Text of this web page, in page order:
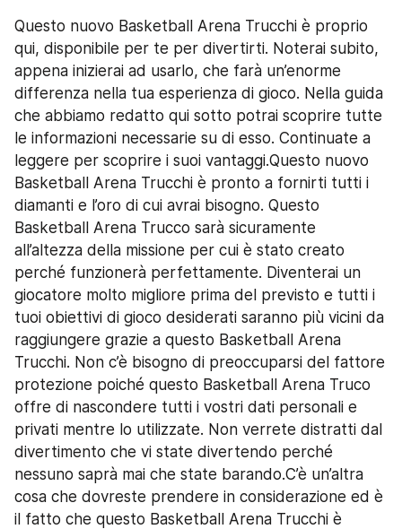
Questo nuovo Basketball Arena Trucchi è proprio
qui, disponibile per te per divertirti. Noterai subito,
appena inizierai ad usarlo, che farà un’enorme
differenza nella tua esperienza di gioco. Nella guida
che abbiamo redatto qui sotto potrai scoprire tutte
le informazioni necessarie su di esso. Continuate a
leggere per scoprire i suoi vantaggi.Questo nuovo
Basketball Arena Trucchi è pronto a fornirti tutti i
diamanti e l’oro di cui avrai bisogno. Questo
Basketball Arena Trucco sarà sicuramente
all’altezza della missione per cui è stato creato
perché funzionerà perfettamente. Diventerai un
giocatore molto migliore prima del previsto e tutti i
tuoi obiettivi di gioco desiderati saranno più vicini da
raggiungere grazie a questo Basketball Arena
Trucchi. Non c’è bisogno di preoccuparsi del fattore
protezione poiché questo Basketball Arena Truco
offre di nascondere tutti i vostri dati personali e
privati mentre lo utilizzate. Non verrete distratti dal
divertimento che vi state divertendo perché
nessuno saprà mai che state barando.C’è un’altra
cosa che dovreste prendere in considerazione ed è
il fatto che questo Basketball Arena Trucchi è